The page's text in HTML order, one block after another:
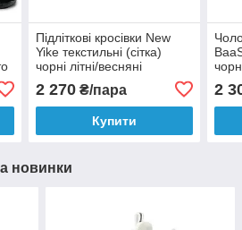
Підліткові кросівки New
Yike текстильні (сітка)
чорні літні/весняні
2 270₴/пара
Купити
2
новинки